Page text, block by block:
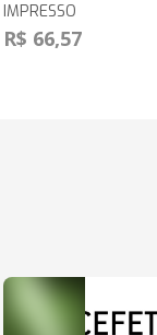
IMPRESSO
R$ 66,57